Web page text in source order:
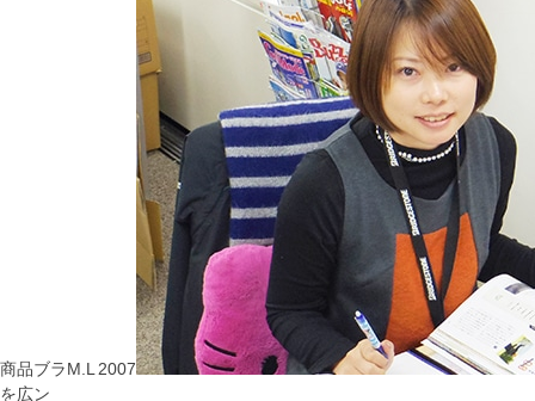
商品
を広
ブラ
ン
M.L 2007